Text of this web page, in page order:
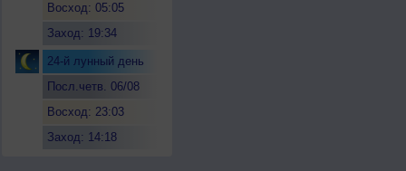
Восход: 05:05
Заход: 19:34
24-й лунный день
Посл.четв. 06/08
Восход: 23:03
Заход: 14:18